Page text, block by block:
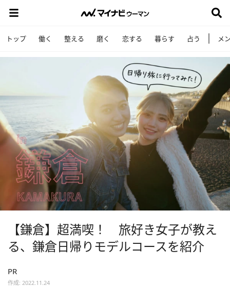
トップ 働く 整える 磨く 恋する 暮らす 占う メ
【鎌倉】超満喫！ 旅好き女子が教え
る、鎌倉日帰りモデルコースを紹介
PR
作成: 2022.11.24